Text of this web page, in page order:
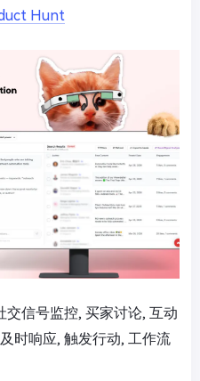
Hunt
交信号监控, 买家讨论, 互动
时响应, 触发行动, 工作流